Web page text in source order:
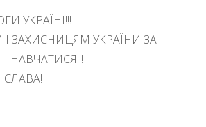
УКРАЇНІ!!!
ЗАХИСНИЦЯМ УКРАЇНИ ЗА
НАВЧАТИСЯ!!!
СЛАВА!